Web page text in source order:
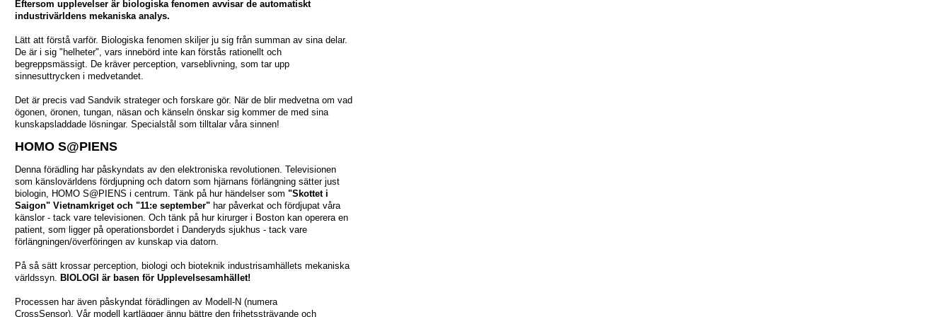
Eftersom upplevelser är biologiska fenomen avvisar de automatiskt
industrivärldens mekaniska analys.
Lätt att förstå varför. Biologiska fenomen skiljer ju sig från summan av sina delar.
De är i sig "helheter", vars innebörd inte kan förstås rationellt och
begreppsmässigt. De kräver perception, varseblivning, som tar upp
sinnesuttrycken i medvetandet.
Det är precis vad Sandvik strateger och forskare gör. När de blir medvetna om vad
ögonen, öronen, tungan, näsan och känseln önskar sig kommer de med sina
kunskapsladdade lösningar. Specialstål som tilltalar våra sinnen!
HOMO S@PIENS
Denna förädling har påskyndats av den elektroniska revolutionen. Televisionen
som känslovärldens fördjupning och datorn som hjärnans förlängning sätter just
biologin, HOMO S@PIENS i centrum. Tänk på hur händelser som "Skottet i
Saigon" Vietnamkriget och "11:e september" har påverkat och fördjupat våra
känslor - tack vare televisionen. Och tänk på hur kirurger i Boston kan operera en
patient, som ligger på operationsbordet i Danderyds sjukhus - tack vare
förlängningen/överföringen av kunskap via datorn.
På så sätt krossar perception, biologi och bioteknik industrisamhällets mekaniska
världssyn. BIOLOGI är basen för Upplevelsesamhället!
Processen har även påskyndat förädlingen av Modell-N (numera
CrossSensor). Vår modell kartlägger ännu bättre den frihetssträvande och